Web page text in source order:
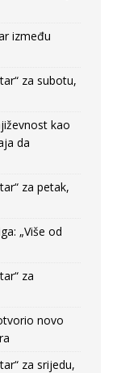
između
za subotu,
kao
da
za petak,
„Više od
za
novo
za srijedu,